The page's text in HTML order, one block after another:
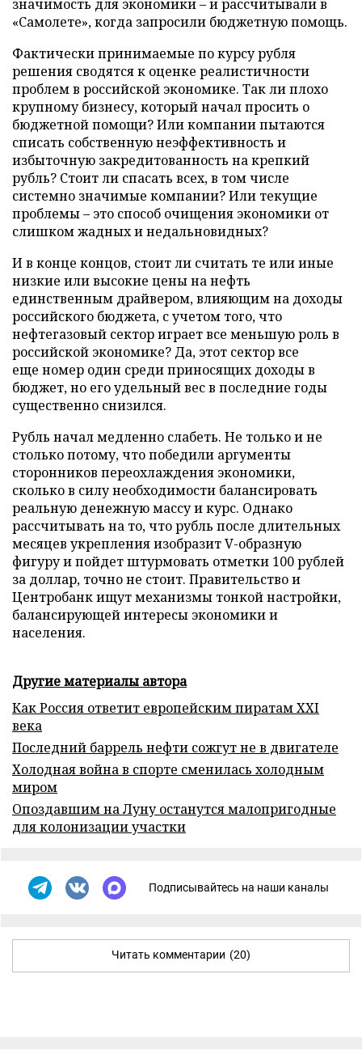
значимость для экономики – и рассчитывали в
«Самолете», когда запросили бюджетную помощь.
Фактически принимаемые по курсу рубля
решения сводятся к оценке реалистичности
проблем в российской экономике. Так ли плохо
крупному бизнесу, который начал просить о
бюджетной помощи? Или компании пытаются
списать собственную неэффективность и
избыточную закредитованность на крепкий
рубль? Стоит ли спасать всех, в том числе
системно значимые компании? Или текущие
проблемы – это способ очищения экономики от
слишком жадных и недальновидных?
И в конце концов, стоит ли считать те или иные
низкие или высокие цены на нефть
единственным драйвером, влияющим на доходы
российского бюджета, с учетом того, что
нефтегазовый сектор играет все меньшую роль в
российской экономике? Да, этот сектор все
еще номер один среди приносящих доходы в
бюджет, но его удельный вес в последние годы
существенно снизился.
Рубль начал медленно слабеть. Не только и не
столько потому, что победили аргументы
сторонников переохлаждения экономики,
сколько в силу необходимости балансировать
реальную денежную массу и курс. Однако
рассчитывать на то, что рубль после длительных
месяцев укрепления изобразит V-образную
фигуру и пойдет штурмовать отметки 100 рублей
за доллар, точно не стоит. Правительство и
Центробанк ищут механизмы тонкой настройки,
балансирующей интересы экономики и
населения.
Другие материалы автора
Как Россия ответит европейским пиратам XXI
века
Последний баррель нефти сожгут не в двигателе
Холодная война в спорте сменилась холодным
миром
Опоздавшим на Луну останутся малопригодные
для колонизации участки
Подписывайтесь на наши каналы
Читать комментарии (20)